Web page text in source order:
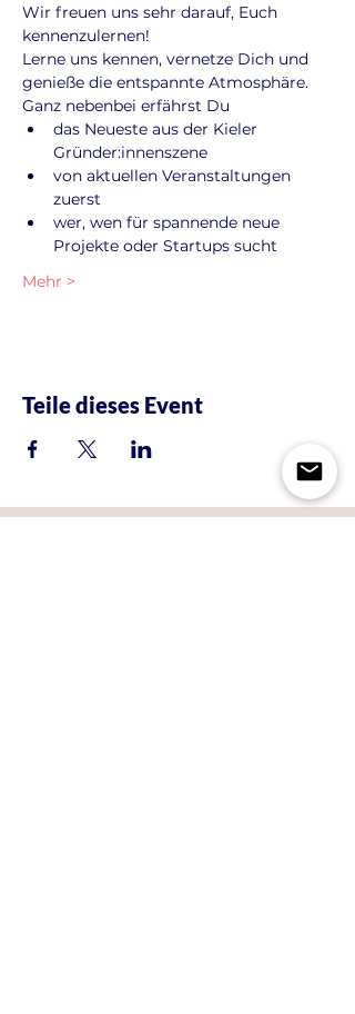
Wir freuen uns sehr darauf, Euch
kennenzulernen!
Lerne uns kennen, vernetze Dich und
genieße die entspannte Atmosphäre.
Ganz nebenbei erfährst Du
das Neueste aus der Kieler
Gründer:innenszene
von aktuellen Veranstaltungen
zuerst
wer, wen für spannende neue
Projekte oder Startups sucht
Mehr >
Teile dieses Event